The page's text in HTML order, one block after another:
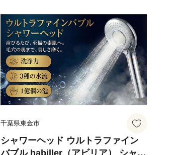
千葉県東金市
シャワーヘッド ウルトラファイン
バブル habiller（アビリア） シャワ